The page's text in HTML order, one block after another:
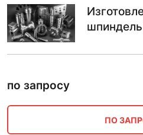
по запросу
ПО